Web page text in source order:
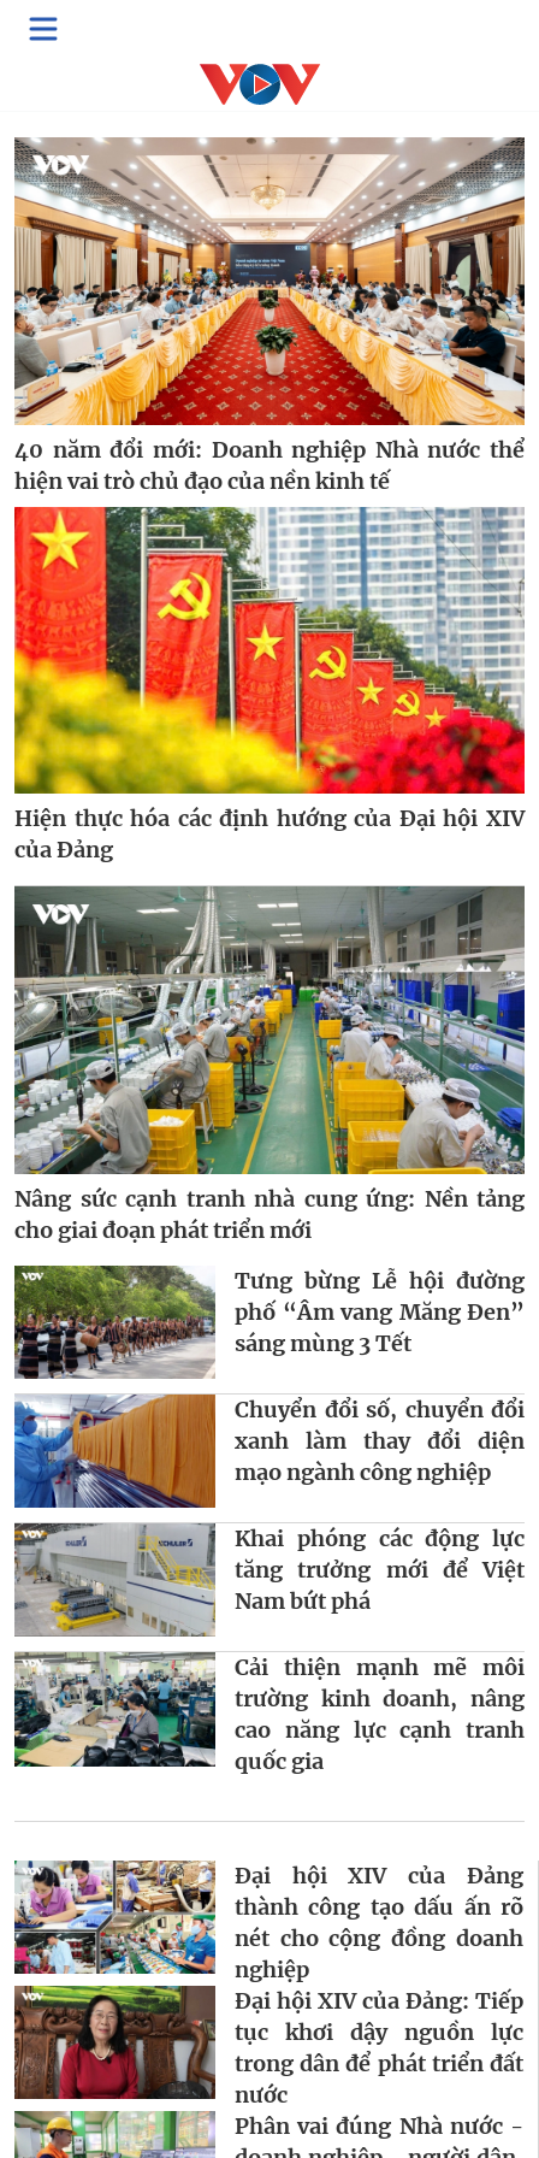
Đất nước vươn mình
40 năm đổi mới: Doanh nghiệp Nhà nước thể
hiện vai trò chủ đạo của nền kinh tế
Hiện thực hóa các định hướng của Đại hội XIV
của Đảng
Nâng sức cạnh tranh nhà cung ứng: Nền tảng
cho giai đoạn phát triển mới
Tưng bừng Lễ hội đường
phố “Âm vang Măng Đen”
sáng mùng 3 Tết
Chuyển đổi số, chuyển đổi
xanh làm thay đổi diện
mạo ngành công nghiệp
Khai phóng các động lực
tăng trưởng mới để Việt
Nam bứt phá
Cải thiện mạnh mẽ môi
trường kinh doanh, nâng
cao năng lực cạnh tranh
quốc gia
Đại hội XIV của Đảng
thành công tạo dấu ấn rõ
nét cho cộng đồng doanh
nghiệp
Đại hội XIV của Đảng: Tiếp
tục khơi dậy nguồn lực
trong dân để phát triển đất
nước
Phân vai đúng Nhà nước -